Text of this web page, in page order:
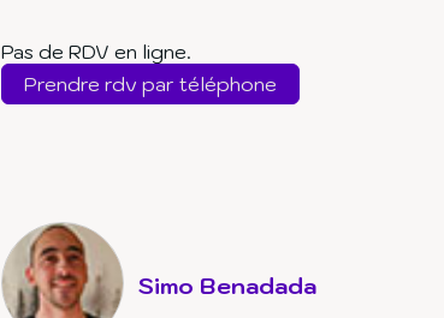
Pas de RDV en ligne.
Prendre rdv par téléphone
Simo Benadada